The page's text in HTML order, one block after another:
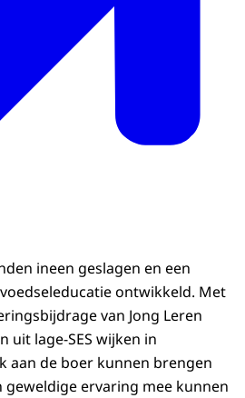
ineen geslagen en een
ontwikkeld. Met
van Jong Leren
uit lage-SES wijken in
aan de boer kunnen brengen
geweldige ervaring mee kunnen